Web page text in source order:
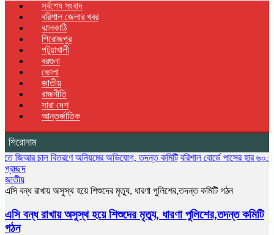
সর্বশেষ সংবাদ
বরিশাল জেলার খবর
ঝালকাঠি
পিরোজপুর
পটুয়াখালী
বরগুনা
ভোলা
জাতীয়
রাজনীতি
সারা দেশ
আন্তর্জাতিক
শিরোনাম
বিতরণে অনিয়মের অভিযোগ, তদন্ত কমিটি বরিশাল বোর্ডে পাসের হার ৬০.৩৫ শতাংশ,
প্রচ্ছদ
জাতীয়
এসি বন্ধ রাখায় অসুস্থ হয়ে শিশুদের মৃত্যু, ধারণা পুলিশের,তদন্ত কমিটি গঠন
এসি বন্ধ রাখায় অসুস্থ হয়ে শিশুদের মৃত্যু, ধারণা পুলিশের,তদন্ত কমিটি
গঠন